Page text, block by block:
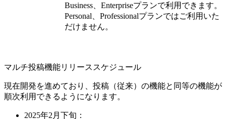
Business、Enterpriseプランで利用できます。
Personal、Professionalプランではご利用いた
だけません。
マルチ投稿機能リリーススケジュール
現在開発を進めており、投稿（従来）の機能と同等の機能が
順次利用できるようになります。
2025年2月下旬：